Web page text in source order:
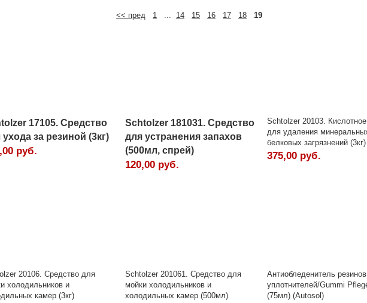
<< пред 1 ... 14 15 16 17 18 19
17105. Средство
ухода за резиной (3кг)
руб.
Schtolzer 181031. Средство
для устранения запахов
(500мл, спрей)
120,00 руб.
Schtolzer 20103.
для удаления
белковых загрязнений (3кг)
375,00 руб.
20106. Средство для
холодильников и
камер (3кг)
Schtolzer 201061. Средство для
мойки холодильников и
холодильных камер (500мл)
Антиобледенитель
уплотнителей/Gummi
(75мл) (Autosol)